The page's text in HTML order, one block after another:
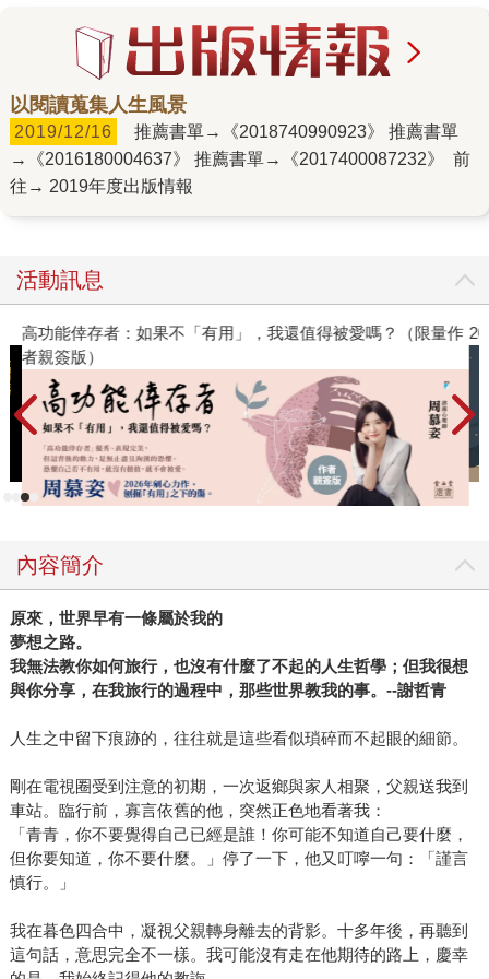
以閱讀蒐集人生風景
2019/12/16
→《2016180004637》 推薦書單→《2017400087232》 前
往→ 2019年度出版情報
活動訊息
高功能倖存者：如果不「有用」，我還值得被愛嗎？（限量作
者親簽版）
內容簡介
原來，世界早有一條屬於我的
夢想之路。
我無法教你如何旅行，也沒有什麼了不起的人生哲學；但我很想
與你分享，在我旅行的過程中，那些世界教我的事。--謝哲青
人生之中留下痕跡的，往往就是這些看似瑣碎而不起眼的細節。
剛在電視圈受到注意的初期，一次返鄉與家人相聚，父親送我到
車站。臨行前，寡言依舊的他，突然正色地看著我：
「青青，你不要覺得自己已經是誰！你可能不知道自己要什麼，
但你要知道，你不要什麼。」停了一下，他又叮嚀一句：「謹言
慎行。」
我在暮色四合中，凝視父親轉身離去的背影。十多年後，再聽到
這句話，意思完全不一樣。我可能沒有走在他期待的路上，慶幸